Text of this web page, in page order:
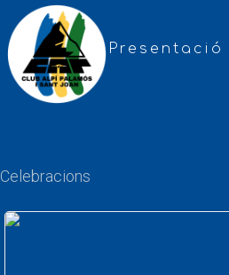
Presentació
Celebracions